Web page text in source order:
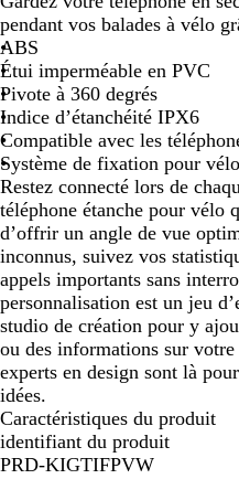
rpendant vos balades à vélo
ABS
Étui imperméable en PVC
Pivote à 360 degrés
Indice d’étanchéité IPX6
Compatible avec les
Système de fixation pour vélo
Restez connecté lors de
téléphone étanche pour vélo
d’offrir un angle de vue
inconnus, suivez vos
appels importants sans
personnalisation est un jeu
studio de création pour y
ou des informations sur
experts en design sont là
idées.
Caractéristiques du produit
identifiant du produit
PRD-KIGTIFPVW